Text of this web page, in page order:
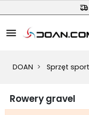
menu
DOAN Sprzęt
Rowery gravel